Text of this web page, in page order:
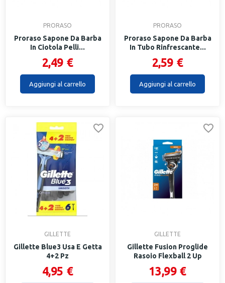
PRORASO
Proraso Sapone Da Barba
In Ciotola Pelli...
2,49 €
Aggiungi al carrello
PRORASO
Proraso Sapone Da Barba
In Tubo Rinfrescante...
2,59 €
Aggiungi al carrello
GILLETTE
Gillette Blue3 Usa E Getta
4+2 Pz
4,95 €
GILLETTE
Gillette Fusion Proglide
Rasoio Flexball 2 Up
13,99 €